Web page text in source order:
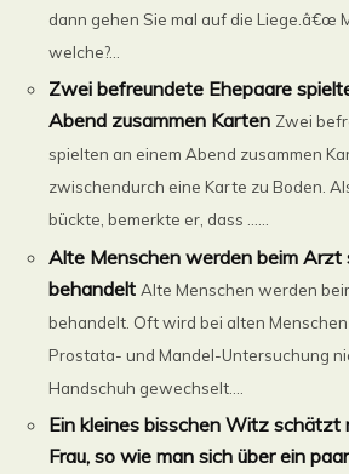
dann gehen Sie mal auf die Liege.â€œ
welche?...
Zwei befreundete Ehepaare
Abend zusammen Karten Zwei
spielten an einem Abend zusammen
zwischendurch eine Karte zu Boden.
bückte, bemerkte er, dass ......
Alte Menschen werden beim Arzt
behandelt Alte Menschen werden
behandelt. Oft wird bei alten
Prostata- und Mandel-Untersuchung
Handschuh gewechselt....
Ein kleines bisschen Witz schätzt
Frau, so wie man sich über ein